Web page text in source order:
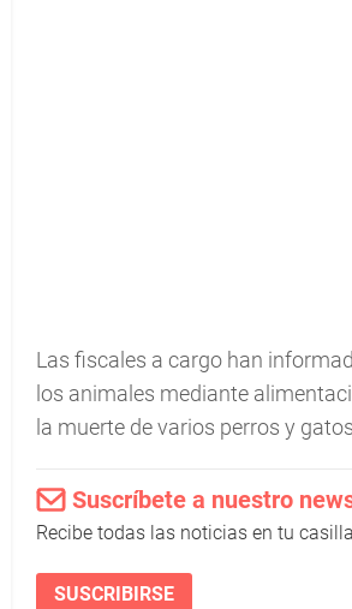
Las fiscales a cargo han
los animales mediante
la muerte de varios perros y
Suscríbete a nuestro
Recibe todas las noticias en tu
SUSCRIBIRSE